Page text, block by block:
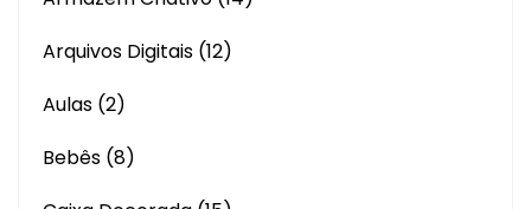
Arquivos Digitais (12)
Aulas (2)
Bebês (8)